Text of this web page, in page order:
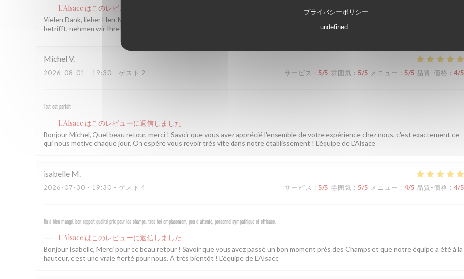
プライバシーポリシー
undefined
L'Alsace はこのレビューに返信しました
Vielen Dank, lieber Herr Martin! Es freut uns sehr zu hören, dass Sie einen so schönen Abend bei uns verbracht haben. Was den Preis
betrifft, nehmen wir Ihre Rückmeldung gerne zur Kenntnis. Wir freuen uns, Sie bald wieder bei uns begrüßen zu dürfen! Bis bald!
Michel V
2026-08-01 - 19:30 - ゲスト 2 サービス : 5/5 雰囲気 : 5/5 メニュー : 5/5 品質-価格 : 4/5
Tout est parfait !
L'Alsace はこのレビューに返信しました
Bonjour Michel, Quel beau retour, merci ! Savoir que vous avez apprécié l'ensemble de votre expérience chez nous, c'est exactement ce
qui nous motive chaque jour. On espère vous revoir très vite dans notre établissement ! L'équipe de L'Alsace
isabelle M
2026-07-30 - 19:30 - ゲスト 4 サービス : 5/5 雰囲気 : 5/5 メニュー : 4/5 品質-価格 : 4/5
On a bien mangé, bon rapport qualité prix pour les champs, très bel emplacement, peu d attente, personnel sympathique et efficace.
L'Alsace はこのレビューに返信しました
Bonjour Isabelle, Merci pour ce beau retour ! Savoir que vous avez passé un bon moment près des Champs et que notre équipe a été à la
hauteur, c'est une vraie fierté pour nous. À très bientôt ! L'équipe de L'Alsace